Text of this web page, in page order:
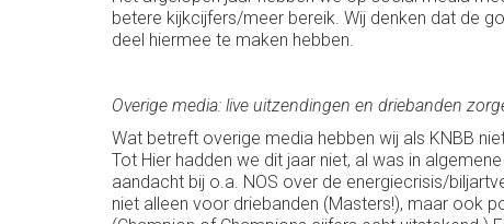
betere kijkcijfers/meer bereik. Wij denken dat de
deel hiermee te maken hebben.
Overige media: live uitzendingen en driebanden
Wat betreft overige media hebben wij als KNBB
Tot Hier hadden we dit jaar niet, al was in
aandacht bij o.a. NOS over de energiecrisis/
niet alleen voor driebanden (Masters!), maar ook